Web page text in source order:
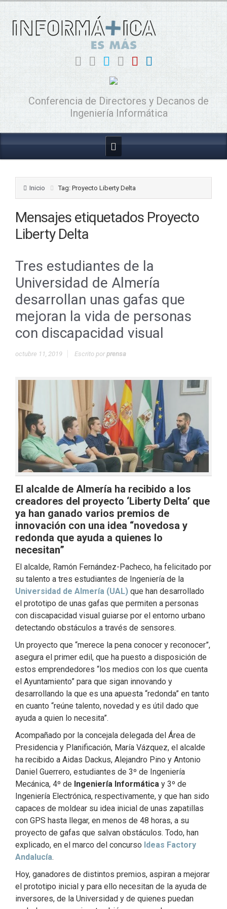
Conferencia de Directores y Decanos de
Ingeniería Informática
Inicio Tag: Proyecto Liberty Delta
Mensajes etiquetados Proyecto
Liberty Delta
Tres estudiantes de la
Universidad de Almería
desarrollan unas gafas que
mejoran la vida de personas
con discapacidad visual
octubre 11, 2019 Escrito porprensa
El alcalde de Almería ha recibido a los
creadores del proyecto ‘Liberty Delta’ que
ya han ganado varios premios de
innovación con una idea “novedosa y
redonda que ayuda a quienes lo
necesitan”
El alcalde, Ramón Fernández-Pacheco, ha felicitado por
su talento a tres estudiantes de Ingeniería de la
Universidad de Almería (UAL) que han desarrollado
el prototipo de unas gafas que permiten a personas
con discapacidad visual guiarse por el entorno urbano
detectando obstáculos a través de sensores.
Un proyecto que “merece la pena conocer y reconocer”,
asegura el primer edil, que ha puesto a disposición de
estos emprendedores “los medios con los que cuenta
el Ayuntamiento” para que sigan innovando y
desarrollando la que es una apuesta “redonda” en tanto
en cuanto “reúne talento, novedad y es útil dado que
ayuda a quien lo necesita”.
Acompañado por la concejala delegada del Área de
Presidencia y Planificación, María Vázquez, el alcalde
ha recibido a Aidas Dackus, Alejandro Pino y Antonio
Daniel Guerrero, estudiantes de 3º de Ingeniería
Mecánica, 4º de Ingeniería Informática y 3º de
Ingeniería Electrónica, respectivamente, y que han sido
capaces de moldear su idea inicial de unas zapatillas
con GPS hasta llegar, en menos de 48 horas, a su
proyecto de gafas que salvan obstáculos. Todo, han
explicado, en el marco del concurso Ideas Factory
Andalucía.
Hoy, ganadores de distintos premios, aspiran a mejorar
el prototipo inicial y para ello necesitan de la ayuda de
inversores, de la Universidad y de quienes puedan